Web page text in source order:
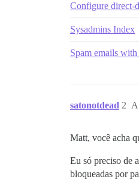
Configure direct-
Sysadmins Index
Spam emails
satonotdead 2
Matt, você acha
Eu só preciso de
bloqueadas por